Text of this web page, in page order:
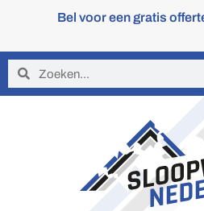
Bel voor een gratis